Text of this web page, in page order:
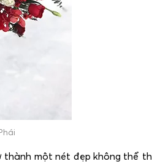
một nét đẹp không thể